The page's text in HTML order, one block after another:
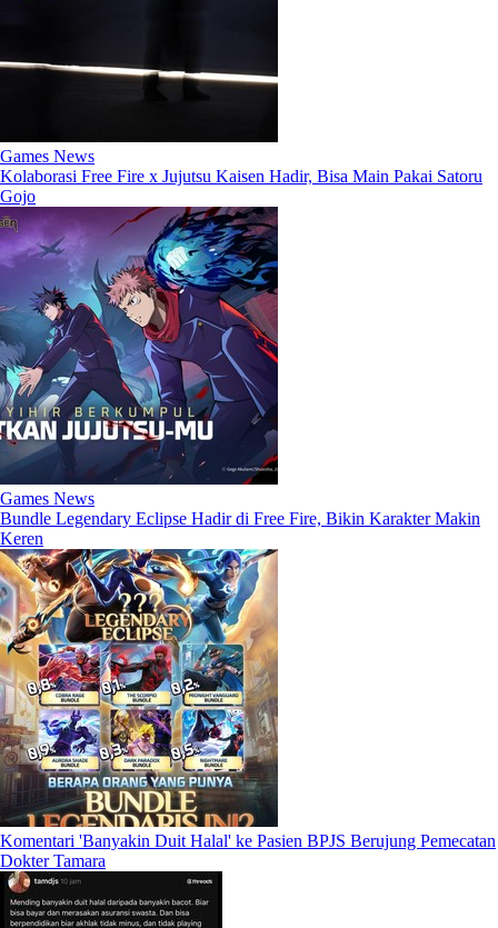
Games News
Kolaborasi Free Fire x Jujutsu Kaisen Hadir, Bisa Main Pakai Satoru
Gojo
Games News
Bundle Legendary Eclipse Hadir di Free Fire, Bikin Karakter Makin
Keren
Komentari 'Banyakin Duit Halal' ke Pasien BPJS Berujung Pemecatan
Dokter Tamara